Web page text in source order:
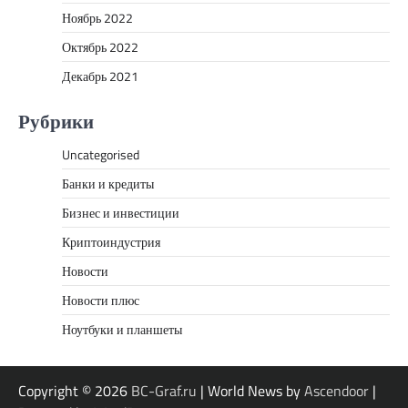
Ноябрь 2022
Октябрь 2022
Декабрь 2021
Рубрики
Uncategorised
Банки и кредиты
Бизнес и инвестиции
Криптоиндустрия
Новости
Новости плюс
Ноутбуки и планшеты
Copyright © 2026 BC-Graf.ru | World News byAscendoor |